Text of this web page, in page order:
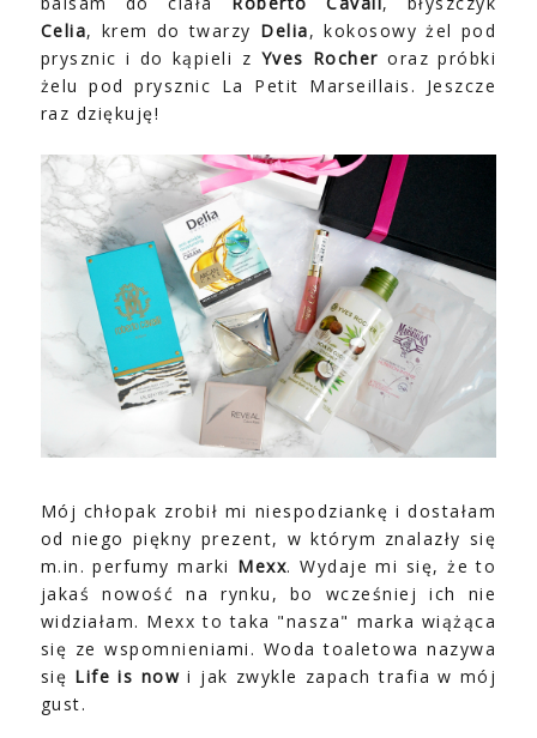
Celia, krem do twarzy Delia, kokosowy żel pod
prysznic i do kąpieli z Yves Rocher oraz próbki
żelu pod prysznic La Petit Marseillais. Jeszcze
raz dziękuję!
Mój chłopak zrobił mi niespodziankę i dostałam
od niego piękny prezent, w którym znalazły się
m.in. perfumy marki Mexx. Wydaje mi się, że to
jakaś nowość na rynku, bo wcześniej ich nie
widziałam. Mexx to taka "nasza" marka wiążąca
się ze wspomnieniami. Woda toaletowa nazywa
się Life is now i jak zwykle zapach trafia w mój
gust.